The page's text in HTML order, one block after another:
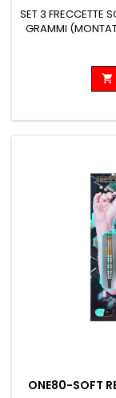
SET 3 FRECCETTE
GRAMMI

ONE80-SOFT